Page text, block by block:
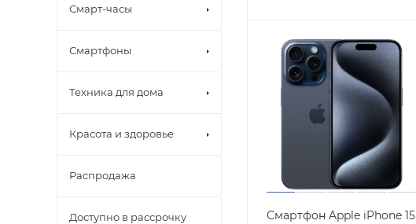
Смартфон Apple iPhone 15
Смарт-часы
Смартфоны
Техника для дома
Красота и здоровье
Распродажа
Доступно в рассрочку